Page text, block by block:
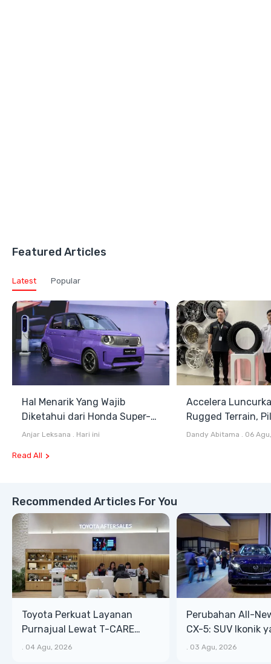
Featured Articles
Latest Popular
Hal Menarik Yang Wajib
Diketahui dari Honda Super-
ONE Selain Harga
Anjar Leksana . Hari ini
Accelera
Rugged Terrain,
Antara All Terrain
Dandy Abitama . 06
Read All
Recommended Articles For You
Toyota Perkuat Layanan
Purnajual Lewat T-CARE
XTRA, Manfaat Lebih Besar
. 04 Agu, 2026
Perubahan All-
CX-5: SUV Ikonik
Bongsor, Mewah,
. 03 Agu, 2026